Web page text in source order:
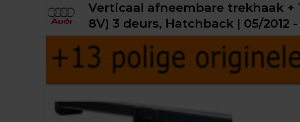
Verticaal afneembare trekhaak +
8V) 3 deurs, Hatchback | 05/2012 -